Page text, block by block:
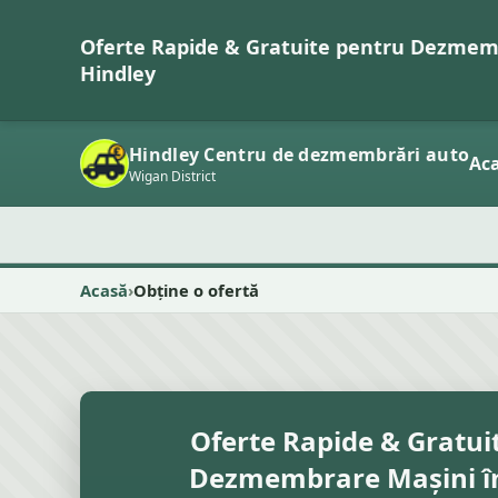
Oferte Rapide & Gratuite pentru
Hindley
Hindley Centru de dezmembrări auto
Wigan District
Acasă Obține o ofertă
Oferte Rapide &
Dezmembrare Mașini